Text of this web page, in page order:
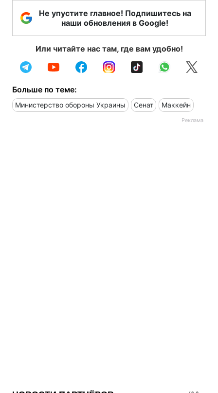
Не упустите главное! Подпишитесь на
наши обновления в Google!
Или читайте нас там, где вам удобно!
Больше по теме:
Министерство обороны Украины Сенат Маккейн